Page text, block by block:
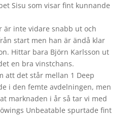
Sisu som visar fint kunnande
är inte vidare snabb ut och
start men han är ändå klar
Hittar bara Björn Karlsson ut
en bra vinstchans.
att det står mellan 1 Deep
i den femte avdelningen, men
marknaden i år så tar vi med
Unbeatable spurtade fint